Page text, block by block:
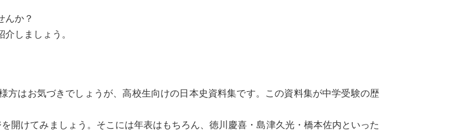
んか？
しましょう。
方はお気づきでしょうが、高校生向けの日本史資料集です。この資料集が中学受験の歴
開けてみましょう。そこには年表はもちろん、徳川慶喜・島津久光・橋本佐内といった